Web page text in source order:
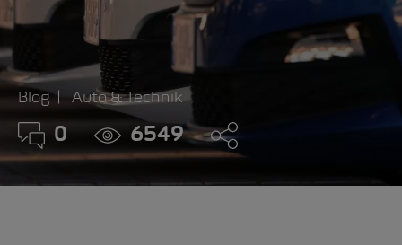
Blog Auto & Technik
0 6549